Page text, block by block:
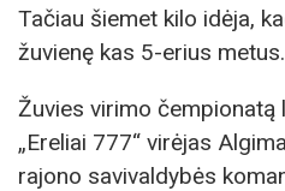
Tačiau šiemet kilo idėja,
žuvienę kas 5-erius metus.
Žuvies virimo
„Ereliai 777“ virėjas
rajono savivaldybės